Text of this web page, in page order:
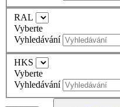
RAL
Vyberte
Vyhledávání
HKS
Vyberte
Vyhledávání